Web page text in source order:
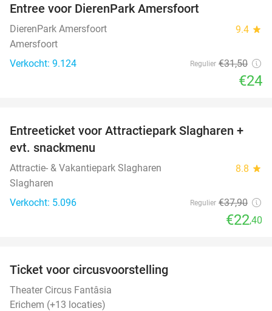
Entree voor DierenPark Amersfoort
DierenPark Amersfoort 9.4 star
Amersfoort
Verkocht: 9.124
Regulier €31,50
€24
41%
Entreeticket voor Attractiepark Slagharen +
evt. snackmenu
Attractie- & Vakantiepark Slagharen 8.8 star
Slagharen
Verkocht: 5.096
Regulier €37,90
€22,40
Ticket voor circusvoorstelling
Theater Circus Fantâsia
Erichem (+13 locaties)